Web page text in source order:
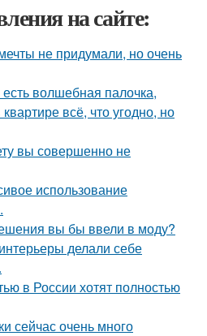
на сайте:
не придумали, но очень
волшебная палочка,
всё, что угодно, но
вы совершенно не
использование
вы бы ввели в моду?
делали себе
в России хотят полностью
сейчас очень много